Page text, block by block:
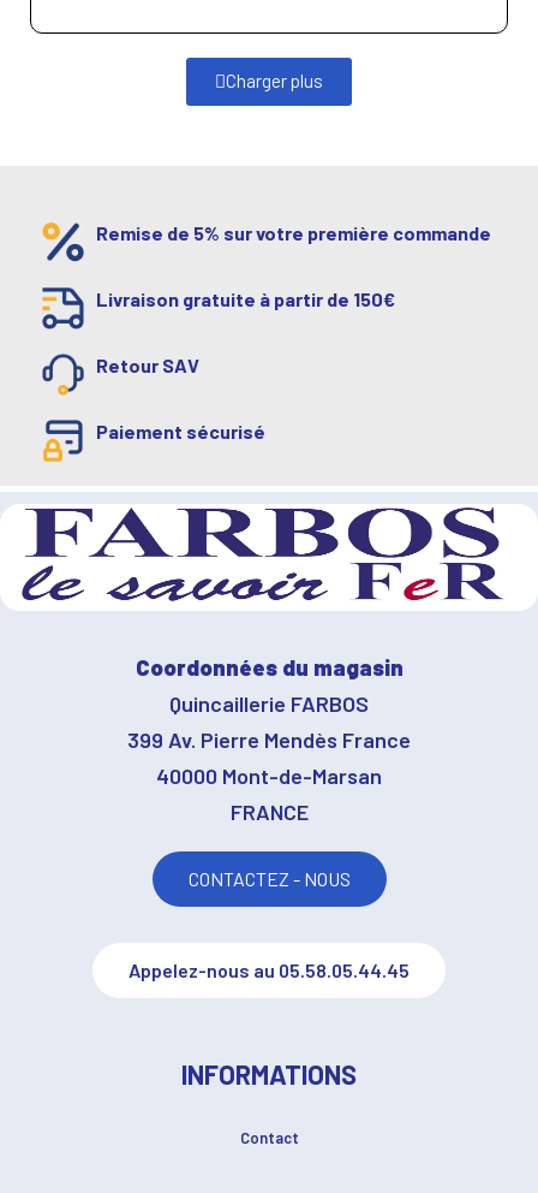
Charger plus
Remise de 5% sur votre première commande
Livraison gratuite à partir de 150€
Retour SAV
Paiement sécurisé
Coordonnées du magasin
Quincaillerie FARBOS
399 Av. Pierre Mendès France
40000 Mont-de-Marsan
FRANCE
CONTACTEZ - NOUS
Appelez-nous au 05.58.05.44.45
INFORMATIONS
Contact